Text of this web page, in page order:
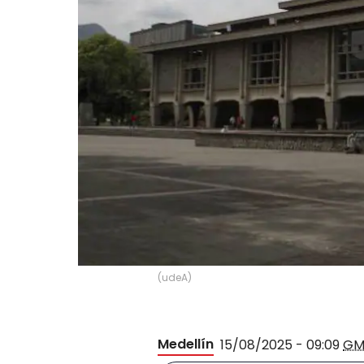
(udeA)
Medellín 15/08/2025 - 09:09